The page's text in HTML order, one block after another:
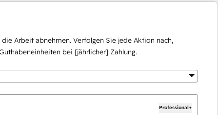
Arbeit abnehmen. Verfolgen Sie jede Aktion nach,
bei [jährlicher] Zahlung.
Professional+